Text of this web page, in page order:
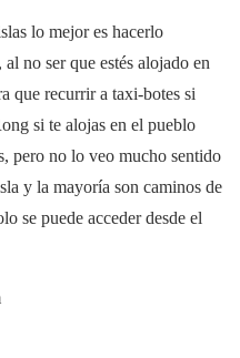
lo mejor es hacerlo
no ser que estés alojado en
que recurrir a taxi-botes si
si te alojas en el pueblo
pero no lo veo mucho sentido
y la mayoría son caminos de
se puede acceder desde el